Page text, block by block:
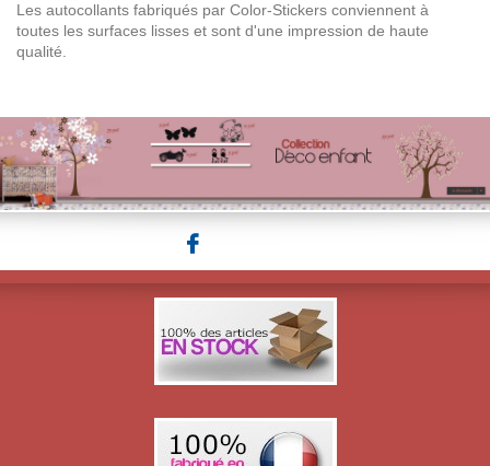
Les autocollants fabriqués par Color-Stickers conviennent à
toutes les surfaces lisses et sont d'une impression de haute
qualité.